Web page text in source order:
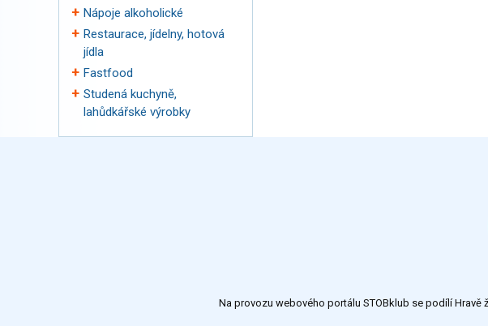
Nápoje alkoholické
Restaurace, jídelny, hotová
jídla
Fastfood
Studená kuchyně,
lahůdkářské výrobky
Na provozu webového portálu STOBklub se podílí